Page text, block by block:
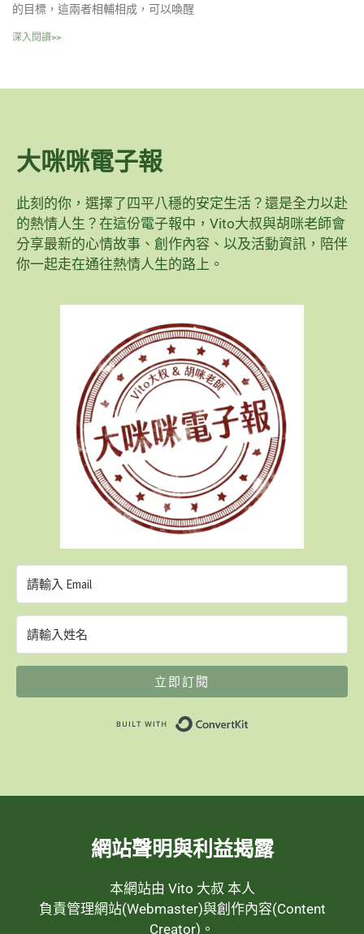
的目標，這兩者相輔相成，可以喚醒
深入閱讀>>
大咪咪電子報
此刻的你，選擇了四平八穩的安定生活？還是全力以赴
的熱情人生？在這份電子報中，Vito大叔與胡咪老師會
分享最新的心情故事、創作內容、以及活動資訊，陪伴
你一起走在通往熱情人生的路上。
立即訂閱
網站聲明與利益揭露
本網站由 Vito 大叔 本人
負責管理網站(Webmaster)與創作內容(Content
Creator)。